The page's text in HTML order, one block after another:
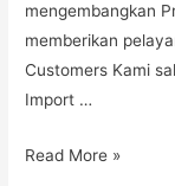
mengembangkan
memberikan
Customers Kami
Import …
Read More »